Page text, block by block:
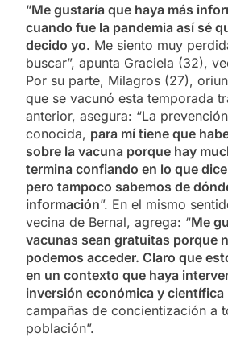
“Me gustaría que haya más
cuando fue la pandemia así sé
decido yo. Me siento muy
buscar”, apunta Graciela (32),
Por su parte, Milagros (27),
que se vacunó esta temporada
anterior, asegura: “La
conocida, para mí tiene que
sobre la vacuna porque hay
termina confiando en lo que
pero tampoco sabemos de
información”. En el mismo
vecina de Bernal, agrega: “Me
vacunas sean gratuitas porque
podemos acceder. Claro que
en un contexto que haya
inversión económica y científica
campañas de concientización a
población”.